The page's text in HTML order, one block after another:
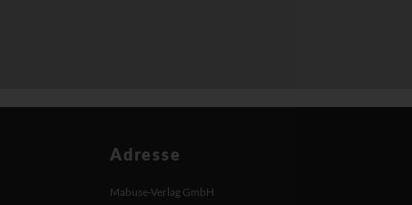
Adresse
Mabuse-Verlag GmbH